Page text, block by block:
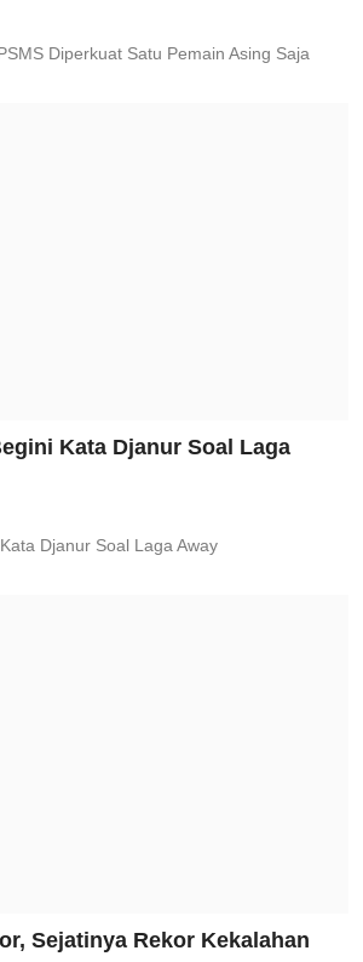
Diperkuat Satu Pemain Asing Saja
Kata Djanur Soal Laga
Djanur Soal Laga Away
Sejatinya Rekor Kekalahan